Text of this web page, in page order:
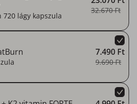
720 lágy kapszula
32.670 Ft
7.490 Ft
9.690 Ft